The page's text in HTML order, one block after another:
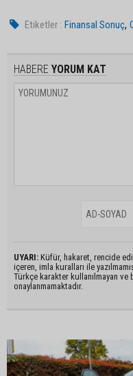
Etiketler : Finansal Sonuç,
HABERE YORUM KAT
UYARI: Küfür, hakaret, rencide
içeren, imla kuralları ile
Türkçe karakter kullanılmayan ve
onaylanmamaktadır.